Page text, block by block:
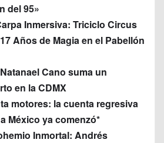
del 95»
Inmersiva: Triciclo Circus
Años de Magia en el Pabellón
Cano suma un
en la CDMX
motores: la cuenta regresiva
México ya comenzó*
Inmortal: Andrés